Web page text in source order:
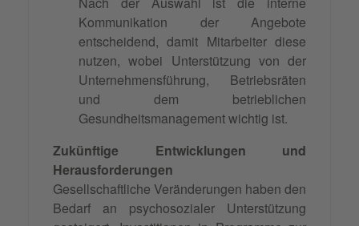
Kommunikation der Angebote
entscheidend, damit Mitarbeiter diese
nutzen, wobei Unterstützung von der
Unternehmensführung, Betriebsräten
und dem betrieblichen
Gesundheitsmanagement wichtig ist.
Zukünftige Entwicklungen und
Herausforderungen
Gesellschaftliche Veränderungen haben den
Bedarf an psychosozialer Unterstützung